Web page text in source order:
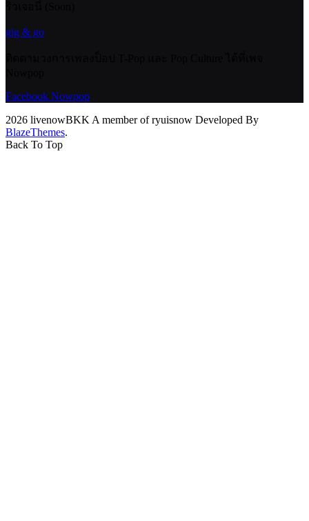
gig & go
Facebook Nowpop
2026 livenowBKK A member of ryuisnow Developed By
BlazeThemes.
Back To Top